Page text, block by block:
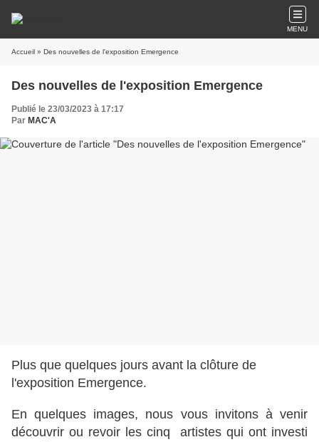
MENU
Accueil » Des nouvelles de l'exposition Emergence
Des nouvelles de l'exposition Emergence
Publié le 23/03/2023 à 17:17
Par MAC'A
Plus que quelques jours avant la clôture de
l'exposition Emergence.
En quelques images, nous vous invitons à venir
découvrir ou revoir les cinq artistes qui ont investi